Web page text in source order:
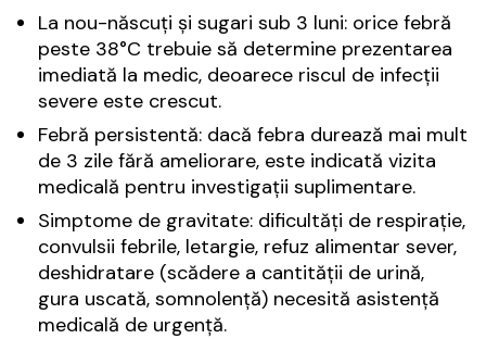
La nou-născuți și sugari sub 3 luni: orice febră
peste 38°C trebuie să determine prezentarea
imediată la medic, deoarece riscul de infecții
severe este crescut.
Febră persistentă: dacă febra durează mai mult
de 3 zile fără ameliorare, este indicată vizita
medicală pentru investigații suplimentare.
Simptome de gravitate: dificultăți de respirație,
convulsii febrile, letargie, refuz alimentar sever,
deshidratare (scădere a cantității de urină,
gura uscată, somnolență) necesită asistență
medicală de urgență.